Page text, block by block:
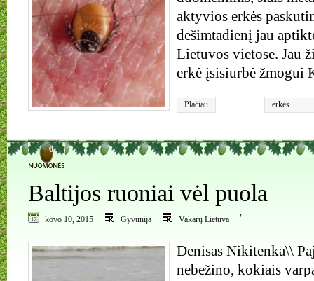
aktyvios erkės
dešimtadienį jau
Lietuvos vietose. Jau
erkė įsisiurbė žmogui
Plačiau erkės
0
Baltijos ruoniai vėl puola
kovo 10, 2015 Gyvūnija
,
Vakarų Lietuva
Denisas Nikitenka\\
nebežino, kokiais